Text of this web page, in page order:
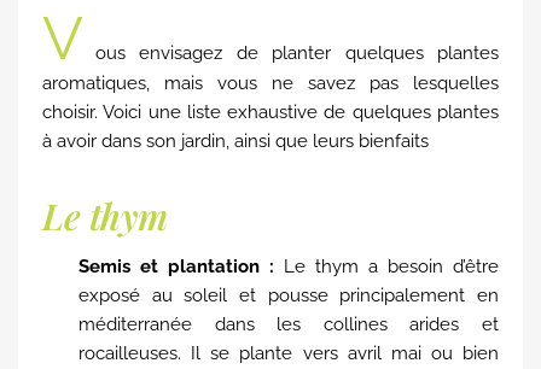
V
ous envisagez de planter quelques plantes
aromatiques, mais vous ne savez pas lesquelles
choisir. Voici une liste exhaustive de quelques plantes
à avoir dans son jardin, ainsi que leurs bienfaits
Le thym
Semis et plantation : Le thym a besoin d’être
exposé au soleil et pousse principalement en
méditerranée dans les collines arides et
rocailleuses. Il se plante vers avril mai ou bien